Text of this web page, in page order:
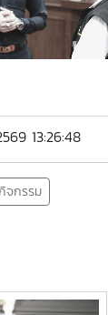
13:26:48
จกรรม